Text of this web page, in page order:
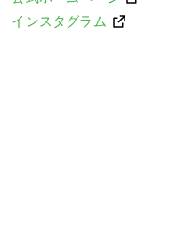
インスタグラム